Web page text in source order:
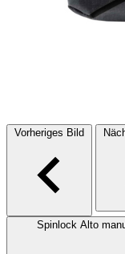
Vorheriges Bild
Spinlock Alto